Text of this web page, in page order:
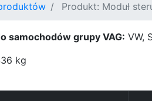
Produkt: Moduł
samochodów grupy VAG: VW,
kg